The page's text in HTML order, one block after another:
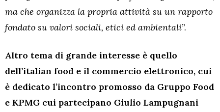
ma che organizza la propria attività su un rapporto
fondato su valori sociali, etici ed ambientali”.
Altro tema di grande interesse è quello
dell’italian food e il commercio elettronico, cui
è dedicato l’incontro promosso da Gruppo Food
e KPMG cui partecipano Giulio Lampugnani